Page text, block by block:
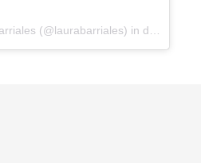
(@laurabarriales) in data: